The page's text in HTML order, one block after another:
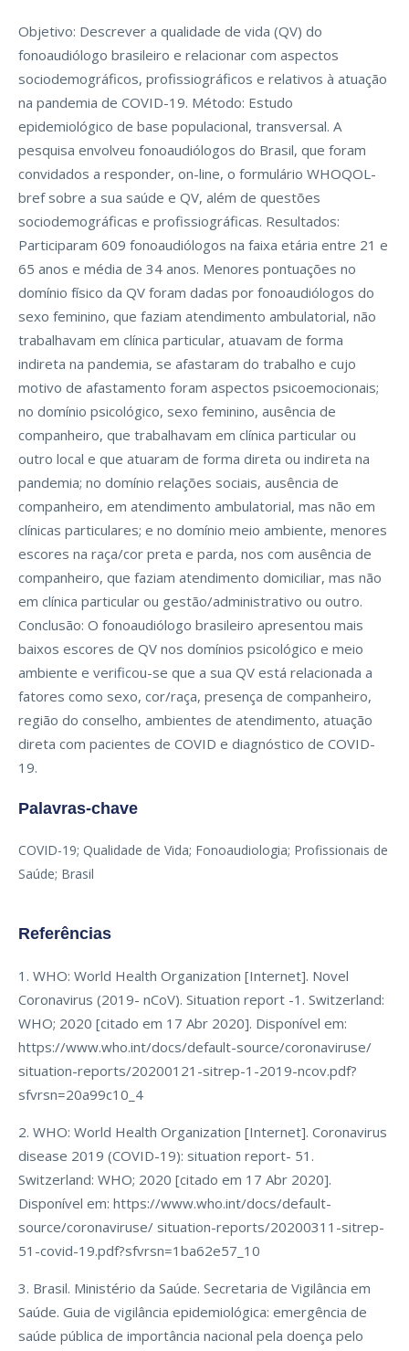
Objetivo: Descrever a qualidade de vida (QV) do
fonoaudiólogo brasileiro e relacionar com aspectos
sociodemográficos, profissiográficos e relativos à atuação
na pandemia de COVID-19. Método: Estudo
epidemiológico de base populacional, transversal. A
pesquisa envolveu fonoaudiólogos do Brasil, que foram
convidados a responder, on-line, o formulário WHOQOL-
bref sobre a sua saúde e QV, além de questões
sociodemográficas e profissiográficas. Resultados:
Participaram 609 fonoaudiólogos na faixa etária entre 21 e
65 anos e média de 34 anos. Menores pontuações no
domínio físico da QV foram dadas por fonoaudiólogos do
sexo feminino, que faziam atendimento ambulatorial, não
trabalhavam em clínica particular, atuavam de forma
indireta na pandemia, se afastaram do trabalho e cujo
motivo de afastamento foram aspectos psicoemocionais;
no domínio psicológico, sexo feminino, ausência de
companheiro, que trabalhavam em clínica particular ou
outro local e que atuaram de forma direta ou indireta na
pandemia; no domínio relações sociais, ausência de
companheiro, em atendimento ambulatorial, mas não em
clínicas particulares; e no domínio meio ambiente, menores
escores na raça/cor preta e parda, nos com ausência de
companheiro, que faziam atendimento domiciliar, mas não
em clínica particular ou gestão/administrativo ou outro.
Conclusão: O fonoaudiólogo brasileiro apresentou mais
baixos escores de QV nos domínios psicológico e meio
ambiente e verificou-se que a sua QV está relacionada a
fatores como sexo, cor/raça, presença de companheiro,
região do conselho, ambientes de atendimento, atuação
direta com pacientes de COVID e diagnóstico de COVID-
19.
Palavras-chave
COVID-19; Qualidade de Vida; Fonoaudiologia; Profissionais de
Saúde; Brasil
Referências
1. WHO: World Health Organization [Internet]. Novel
Coronavirus (2019- nCoV). Situation report -1. Switzerland:
WHO; 2020 [citado em 17 Abr 2020]. Disponível em:
https://www.who.int/docs/default-source/coronaviruse/
situation-reports/20200121-sitrep-1-2019-ncov.pdf?
sfvrsn=20a99c10_4
2. WHO: World Health Organization [Internet]. Coronavirus
disease 2019 (COVID-19): situation report- 51.
Switzerland: WHO; 2020 [citado em 17 Abr 2020].
Disponível em: https://www.who.int/docs/default-
source/coronaviruse/ situation-reports/20200311-sitrep-
51-covid-19.pdf?sfvrsn=1ba62e57_10
3. Brasil. Ministério da Saúde. Secretaria de Vigilância em
Saúde. Guia de vigilância epidemiológica: emergência de
saúde pública de importância nacional pela doença pelo